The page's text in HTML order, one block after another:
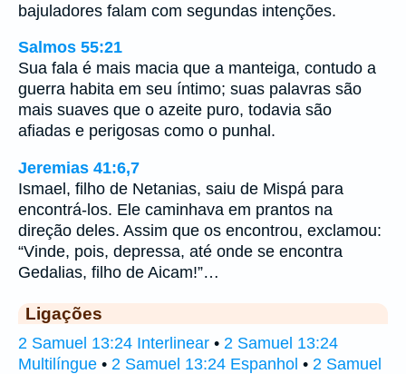
bajuladores falam com segundas intenções.
Salmos 55:21
Sua fala é mais macia que a manteiga, contudo a
guerra habita em seu íntimo; suas palavras são
mais suaves que o azeite puro, todavia são
afiadas e perigosas como o punhal.
Jeremias 41:6,7
Ismael, filho de Netanias, saiu de Mispá para
encontrá-los. Ele caminhava em prantos na
direção deles. Assim que os encontrou, exclamou:
“Vinde, pois, depressa, até onde se encontra
Gedalias, filho de Aicam!”…
Ligações
2 Samuel 13:24 Interlinear • 2 Samuel 13:24
Multilíngue • 2 Samuel 13:24 Espanhol • 2 Samuel